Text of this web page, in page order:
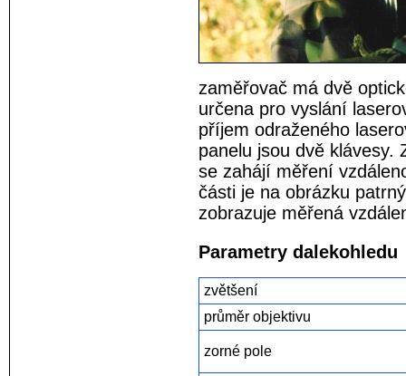
zaměřovač má dvě
určena pro vyslání
příjem odraženého
panelu jsou dvě klávesy.
se zahájí měření
části je na obrázku
zobrazuje měřená
Parametry dalekohledu
zvětšení
průměr objektivu
zorné pole